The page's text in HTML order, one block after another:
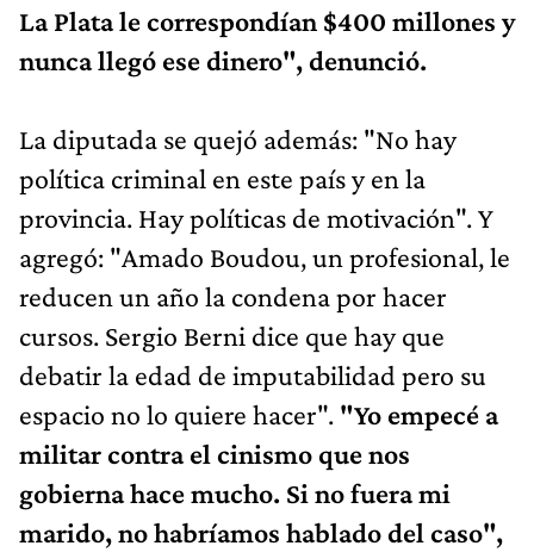
La Plata le correspondían $400 millones y
nunca llegó ese dinero", denunció.
La diputada se quejó además: "No hay
política criminal en este país y en la
provincia. Hay políticas de motivación". Y
agregó: "Amado Boudou, un profesional, le
reducen un año la condena por hacer
cursos. Sergio Berni dice que hay que
debatir la edad de imputabilidad pero su
espacio no lo quiere hacer". "Yo empecé a
militar contra el cinismo que nos
gobierna hace mucho. Si no fuera mi
marido, no habríamos hablado del caso",